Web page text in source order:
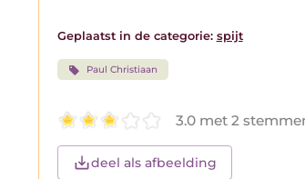
Geplaatst in de categorie: spijt
Paul Christiaan
3.0 met 2
deel als afbeelding